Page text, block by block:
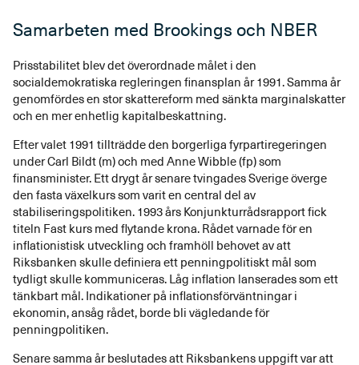
Samarbeten med Brookings och NBER
Prisstabilitet blev det överordnade målet i den
socialdemokratiska regleringen finansplan år 1991. Samma år
genomfördes en stor skattereform med sänkta marginalskatter
och en mer enhetlig kapitalbeskattning.
Efter valet 1991 tillträdde den borgerliga fyrpartiregeringen
under Carl Bildt (m) och med Anne Wibble (fp) som
finansminister. Ett drygt år senare tvingades Sverige överge
den fasta växelkurs som varit en central del av
stabiliseringspolitiken. 1993 års Konjunkturrådsrapport fick
titeln Fast kurs med flytande krona. Rådet varnade för en
inflationistisk utveckling och framhöll behovet av att
Riksbanken skulle definiera ett penningpolitiskt mål som
tydligt skulle kommuniceras. Låg inflation lanserades som ett
tänkbart mål. Indikationer på inflationsförväntningar i
ekonomin, ansåg rådet, borde bli vägledande för
penningpolitiken.
Senare samma år beslutades att Riksbankens uppgift var att